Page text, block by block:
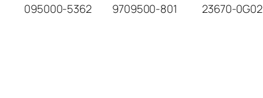
095000-5362
9709500-801 23670-